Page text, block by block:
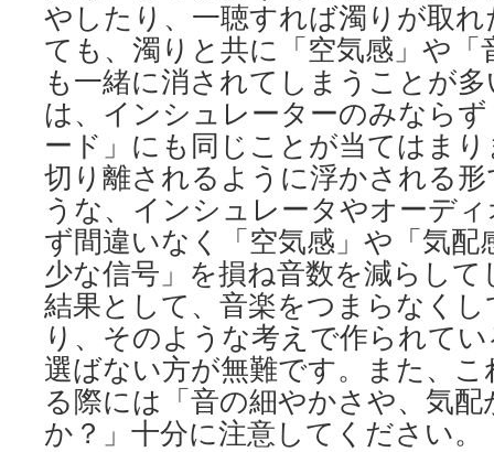
やしたり、一聴すれば濁りが取
ても、濁りと共に「空気感」や「
も一緒に消されてしまうことが
は、インシュレーターのみなら
ード」にも同じことが当てはま
切り離されるように浮かされる
うな、インシュレータやオーデ
ず間違いなく「空気感」や「気配
少な信号」を損ね音数を減らし
結果として、音楽をつまらなく
り、そのような考えで作られて
選ばない方が無難です。また、
る際には「音の細やかさや、気
か？」十分に注意してください。